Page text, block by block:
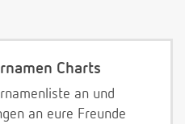
Charts
an und
an eure Freunde